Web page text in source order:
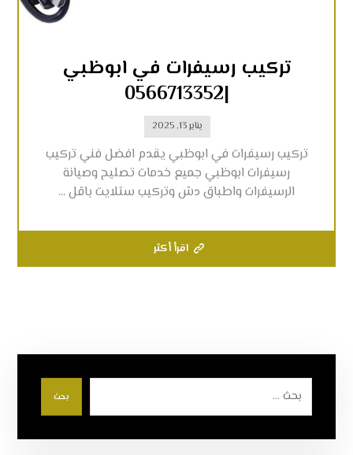
تركيب رسيفرات في ابوظبي
|0566713352
يناير 13, 2025
تركيب رسيفرات في ابوظبي يقدم افضل فني تركيب
رسيفرات ابوظبي جميع خدمات تصليح وصيانة
الرسيفرات واطباق دش وتركيب ستلايت باقل ...
اقرأ أكثر
بحث